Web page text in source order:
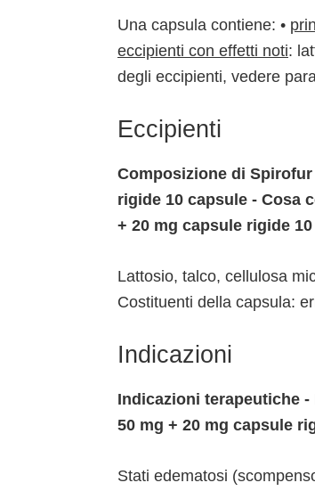
Una capsula contiene: •
eccipienti con effetti noti:
degli eccipienti, vedere
Eccipienti
Composizione di
rigide 10 capsule - Cosa
+ 20 mg capsule rigide
Lattosio, talco, cellulosa
Costituenti della capsula:
Indicazioni
Indicazioni terapeutiche
50 mg + 20 mg capsule
Stati edematosi